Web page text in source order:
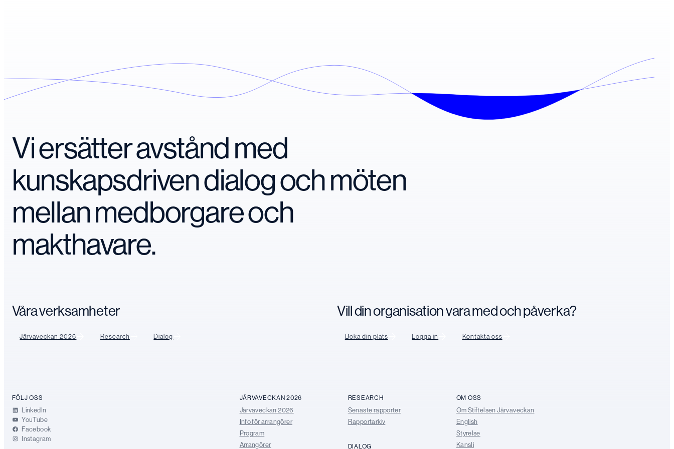
Vi ersätter avstånd med
kunskapsdriven dialog och möten
mellan medborgare och
makthavare.
Våra verksamheter
Järvaveckan 2026 Research Dialog
Vill din organisation vara med och påverka?
Boka din plats Logga in Kontakta oss
FÖLJ OSS
LinkedIn
YouTube
Facebook
Instagram
JÄRVAVECKAN 2026
Järvaveckan 2026
Info för arrangörer
Program
Arrangörer
RESEARCH
Senaste rapporter
Rapportarkiv
DIALOG
OM OSS
Om Stiftelsen Järvaveckan
English
Styrelse
Kansli